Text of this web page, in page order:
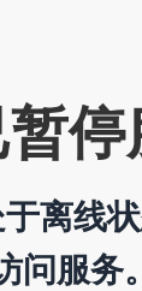
离线
问服务。